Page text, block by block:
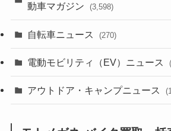
(637)
(118)
(60)
(251)
(38) (249)
(306)
(6,953)
(2,473)
(1,226)
動車マガジン
(3,598)
(185)
自転車ニュース (270)
(54)
(211)
電動モビリティ（EV）ニュース
(132)
アウトドア・キャンプニュース